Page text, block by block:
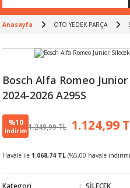
ÜRÜNLERİ
Anasayfa OTO YEDEK PARÇA
Bosch Alfa Romeo
2024-2026 A295S
%10
indirim 1.249,99 TL 1.124,99
Havale ile 1.068,74 TL (%5,00 havale
Kategori
SİLECEK